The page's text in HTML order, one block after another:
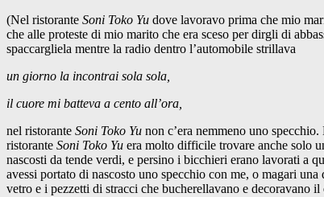
(Nel ristorante Soni Toko Yu dove lavoravo prima che mio
che alle proteste di mio marito che era sceso per dirgli di
spaccargliela mentre la radio dentro l’automobile strillava
un giorno la incontrai sola sola,
il cuore mi batteva a cento all’ora,
nel ristorante Soni Toko Yu non c’era nemmeno uno
ristorante Soni Toko Yu era molto difficile trovare anche solo
nascosti da tende verdi, e persino i bicchieri erano lavorati a
avessi portato di nascosto uno specchio con me, o magari
vetro e i pezzetti di stracci che bucherellavano e decoravano